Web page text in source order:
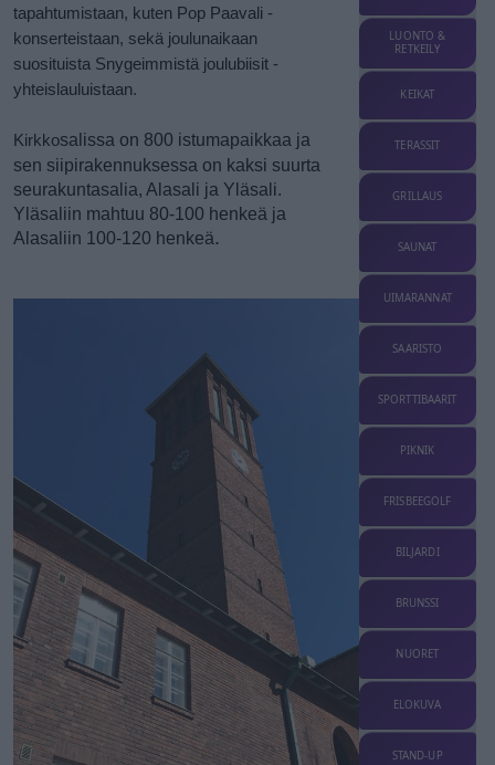
tapahtumistaan, kuten Pop Paavali -
konserteistaan, sekä joulunaikaan
suosituista Snygeimmistä joulubiisit -
yhteislauluistaan.
Kirkkosalissa on 800 istumapaikkaa ja
sen siipirakennuksessa on kaksi suurta
seurakuntasalia, Alasali ja Yläsali.
Yläsaliin mahtuu 80-100 henkeä ja
Alasaliin 100-120 henkeä.
LUONTO &
RETKEILY
KEIKAT
TERASSIT
GRILLAUS
SAUNAT
UIMARANNAT
SAARISTO
SPORTTIBAARIT
PIKNIK
FRISBEEGOLF
BILJARDI
BRUNSSI
NUORET
ELOKUVA
STAND-UP